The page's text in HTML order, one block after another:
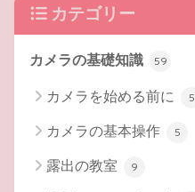
カテゴリー
カメラの基礎知識 59
カメラを始める前に 5
カメラの基本操作 5
露出の教室 9